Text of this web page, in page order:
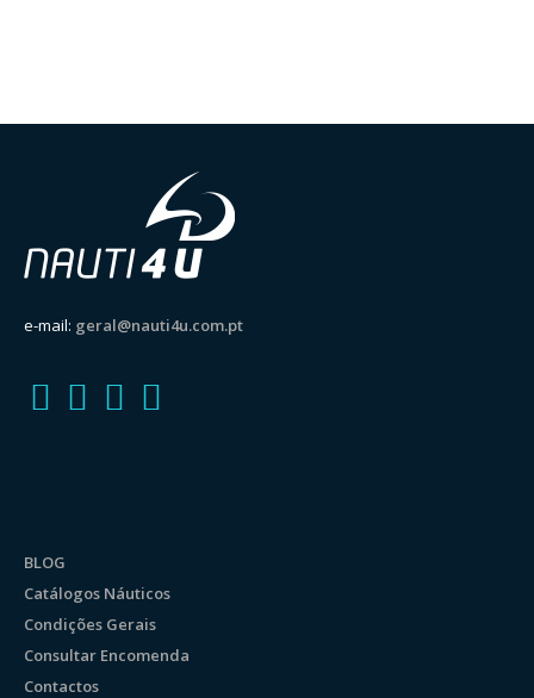
e-mail: geral@nauti4u.com.pt
BLOG
Catálogos Náuticos
Condições Gerais
Consultar Encomenda
Contactos